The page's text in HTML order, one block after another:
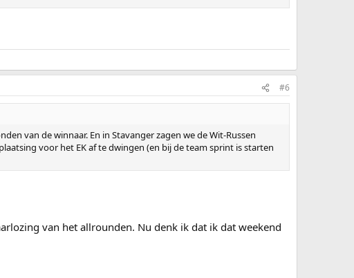
#6
van de winnaar. En in Stavanger zagen we de Wit-Russen
voor het EK af te dwingen (en bij de team sprint is starten
van het allrounden. Nu denk ik dat ik dat weekend